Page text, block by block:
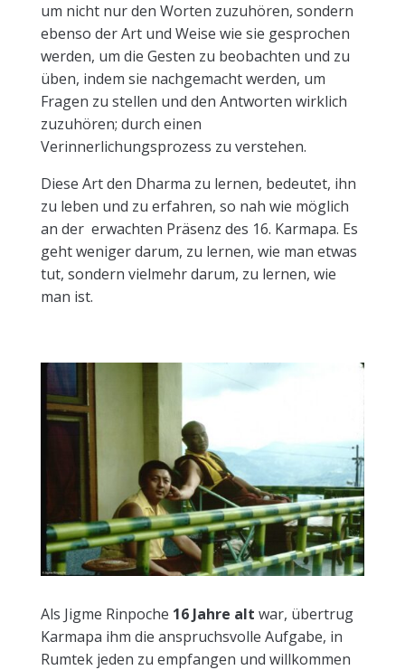
um nicht nur den Worten zuzuhören, sondern
ebenso der Art und Weise wie sie gesprochen
werden, um die Gesten zu beobachten und zu
üben, indem sie nachgemacht werden, um
Fragen zu stellen und den Antworten wirklich
zuzuhören; durch einen
Verinnerlichungsprozess zu verstehen.
Diese Art den Dharma zu lernen, bedeutet, ihn
zu leben und zu erfahren, so nah wie möglich
an der erwachten Präsenz des 16. Karmapa. Es
geht weniger darum, zu lernen, wie man etwas
tut, sondern vielmehr darum, zu lernen, wie
man ist.
Als Jigme Rinpoche 16 Jahre alt war, übertrug
Karmapa ihm die anspruchsvolle Aufgabe, in
Rumtek jeden zu empfangen und willkommen